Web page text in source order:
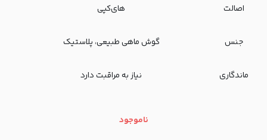
اصالت های‌کپی
جنس گوش ماهی طبیعی، پلاستیک
ماندگاری نیاز به مراقبت دارد
ناموجود